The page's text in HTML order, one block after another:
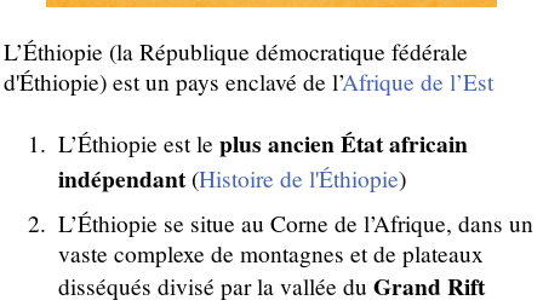
L’Éthiopie (la République démocratique fédérale
d'Éthiopie) est un pays enclavé de l’Afrique de l’Est
L’Éthiopie est le plus ancien État africain
indépendant(Histoire de l'Éthiopie)
L’Éthiopie se situe au Corne de l’Afrique, dans un
vaste complexe de montagnes et de plateaux
disséqués divisé par la vallée du Grand Rift